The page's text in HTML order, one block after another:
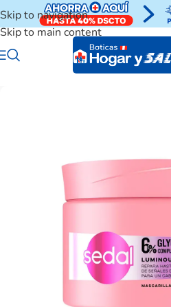
Skip to navigation
Skip to main content